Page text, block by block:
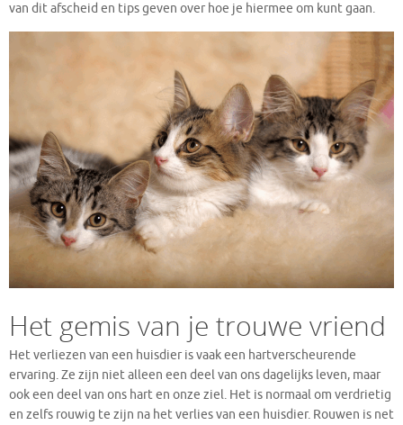
van dit afscheid en tips geven over hoe je hiermee om kunt gaan.
Het gemis van je trouwe vriend
Het verliezen van een huisdier is vaak een hartverscheurende
ervaring. Ze zijn niet alleen een deel van ons dagelijks leven, maar
ook een deel van ons hart en onze ziel. Het is normaal om verdrietig
en zelfs rouwig te zijn na het verlies van een huisdier. Rouwen is net